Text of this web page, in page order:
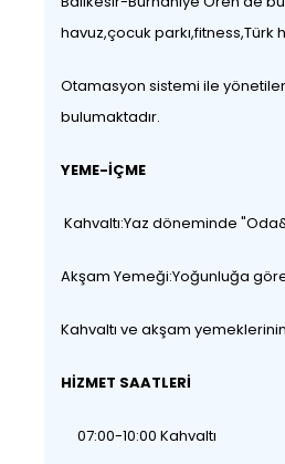
havuz,çocuk
Otamasyon sistemi ile
bulumaktadır.
YEME-İÇME
Kahvaltı:Yaz döneminde
Akşam Yemeği:Yoğunluğa
Kahvaltı ve akşam
HİZMET SAATLERİ
07:00-10:00 Kahvaltı